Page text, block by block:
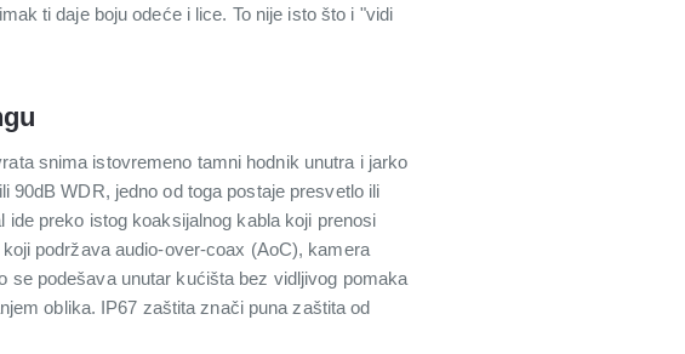
ti daje boju odeće i lice. To nije isto što i "vidi
snima istovremeno tamni hodnik unutra i jarko
90dB WDR, jedno od toga postaje presvetlo ili
preko istog koaksijalnog kabla koji prenosi
podržava audio-over-coax (AoC), kamera
se podešava unutar kućišta bez vidljivog pomaka
oblika. IP67 zaštita znači puna zaštita od